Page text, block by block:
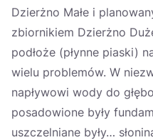
Dzierżno Małe i
zbiornikiem Dzierżno
podłoże (płynne piaski)
wielu problemów. W
napływowi wody do
posadowione były
uszczelniane były…